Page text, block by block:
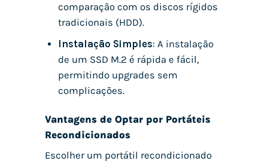
comparação com os discos rígidos
tradicionais (HDD).
Instalação Simples: A instalação
de um SSD M.2 é rápida e fácil,
permitindo upgrades sem
complicações.
Vantagens de Optar por Portáteis
Recondicionados
Escolher um portátil recondicionado